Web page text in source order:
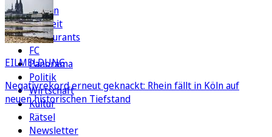
Region
Freizeit
Restaurants
FC
Panorama
Politik
Wirtschaft
Kultur
Rätsel
Newsletter
EILMELDUNG
Negativrekord erneut geknackt: Rhein fällt in Köln auf
neuen historischen Tiefstand